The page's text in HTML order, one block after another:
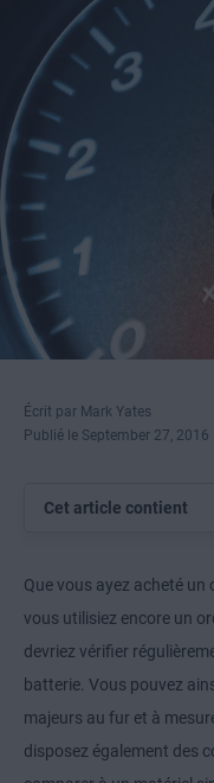
Écrit par Mark Yates
Publié le September 27, 2016
Cet article contient
Que vous ayez acheté
vous utilisiez encore un
devriez vérifier
batterie. Vous pouvez
majeurs au fur et à
disposez également des